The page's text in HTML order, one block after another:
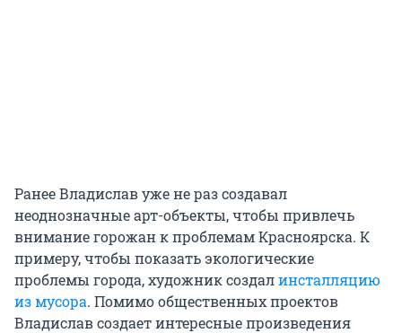
Ранее Владислав уже не раз создавал
неоднозначные арт-объекты, чтобы привлечь
внимание горожан к проблемам Красноярска. К
примеру, чтобы показать экологические
проблемы города, художник создалинсталляцию
из мусора. Помимо общественных проектов
Владислав создает интересные произведения